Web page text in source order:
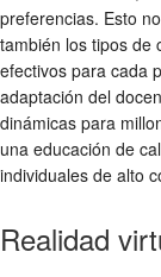
preferencias. Esto
también los tipos de
efectivos para cada
adaptación del
dinámicas para
una educación de
individuales de alto
Realidad